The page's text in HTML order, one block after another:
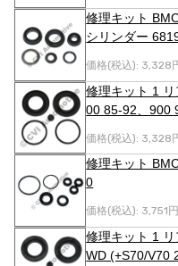
修理キット
シリンダー
価格(税込): 3,328
修理キット 1
00 85-92、900
価格(税込): 3,328
修理キット
0
価格(税込): 3,751円
修理キット 1
WD (+S70/V70